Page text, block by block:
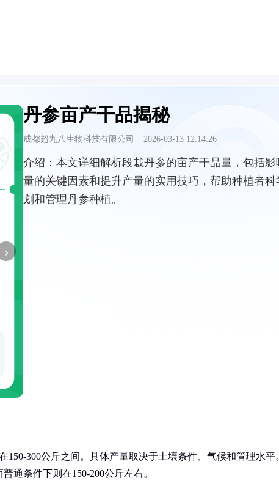
›
丹参亩产干品揭秘
成都超九八生物科技有限公司 · 2026-03-13 12:14:26
介绍： 本文详细解析段栽丹参的亩产干品量，包括影
量的关键因素和提升产量的实用技巧，帮助种植者科
划和管理丹参种植。
150-300公斤之间。具体产量取决于土壤条件、气候和管理水平
通条件下则在150-200公斤左右。